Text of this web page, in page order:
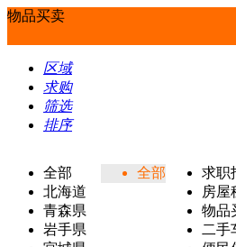
物品买卖
区域
求购
筛选
排序
全部
北海道
青森県
岩手県
全部
求职
房屋
物品
二手